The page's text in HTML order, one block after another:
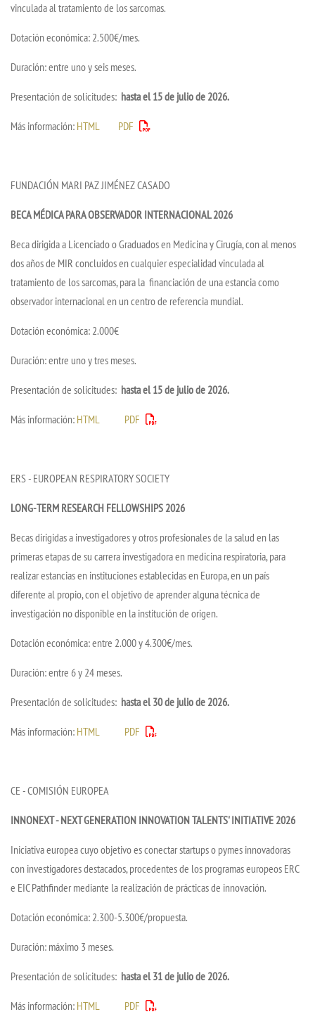
vinculada al tratamiento de los sarcomas.
Dotación económica: 2.500€/mes.
Duración: entre uno y seis meses.
Presentación de solicitudes: hasta el 15 de julio de 2026.
Más información: HTML PDF
FUNDACIÓN MARI PAZ JIMÉNEZ CASADO
BECA MÉDICA PARA OBSERVADOR INTERNACIONAL 2026
Beca dirigida a Licenciado o Graduados en Medicina y Cirugía, con al menos
dos años de MIR concluidos en cualquier especialidad vinculada al
tratamiento de los sarcomas, para la financiación de una estancia como
observador internacional en un centro de referencia mundial.
Dotación económica: 2.000€
Duración: entre uno y tres meses.
Presentación de solicitudes: hasta el 15 de julio de 2026.
Más información: HTML PDF
ERS - EUROPEAN RESPIRATORY SOCIETY
LONG-TERM RESEARCH FELLOWSHIPS 2026
Becas dirigidas a investigadores y otros profesionales de la salud en las
primeras etapas de su carrera investigadora en medicina respiratoria, para
realizar estancias en instituciones establecidas en Europa, en un país
diferente al propio, con el objetivo de aprender alguna técnica de
investigación no disponible en la institución de origen.
Dotación económica: entre 2.000 y 4.300€/mes.
Duración: entre 6 y 24 meses.
Presentación de solicitudes: hasta el 30 de julio de 2026.
Más información: HTML PDF
CE - COMISIÓN EUROPEA
INNONEXT - NEXT GENERATION INNOVATION TALENTS' INITIATIVE 2026
Iniciativa europea cuyo objetivo es conectar startups o pymes innovadoras
con investigadores destacados, procedentes de los programas europeos ERC
e EIC Pathfinder mediante la realización de prácticas de innovación.
Dotación económica: 2.300-5.300€/propuesta.
Duración: máximo 3 meses.
Presentación de solicitudes: hasta el 31 de julio de 2026.
Más información: HTML PDF